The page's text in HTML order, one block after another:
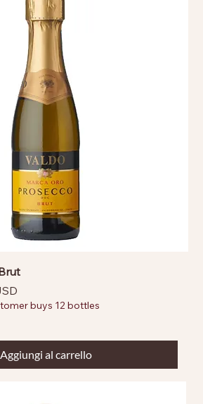
scontato
buys 12 bottles
Aggiungi al carrello